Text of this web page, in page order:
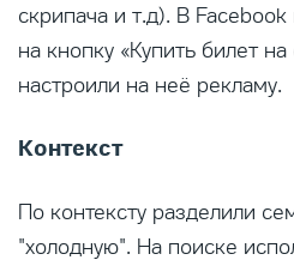
скрипача и т.д). В
на кнопку «Купить билет
настроили на неё рекламу.
Контекст
По контексту разделили
"холодную". На поиске